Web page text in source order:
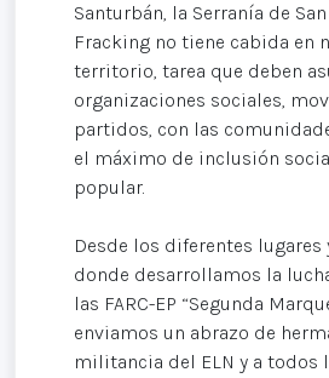
Santurbán, la Serranía de San
Fracking no tiene cabida en
territorio, tarea que deben
organizaciones sociales,
partidos, con las
el máximo de inclusión
popular.
Desde los diferentes lugares
donde desarrollamos la
las FARC-EP “Segunda
enviamos un abrazo de
militancia del ELN y a todos